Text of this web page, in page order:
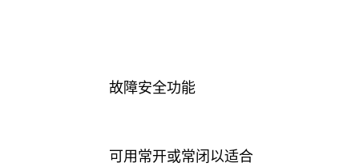
故障安全功能
可用常开或常闭以适合